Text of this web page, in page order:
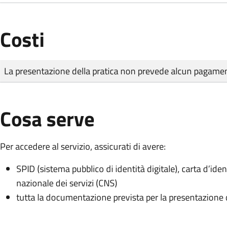
Costi
Tipo di pagamento
Importo
La presentazione della pratica non prevede alcun
Cosa serve
Per accedere al servizio, assicurati di avere:
SPID (sistema pubblico di identità digitale), carta
nazionale dei servizi (CNS)
tutta la documentazione prevista per la presentazione